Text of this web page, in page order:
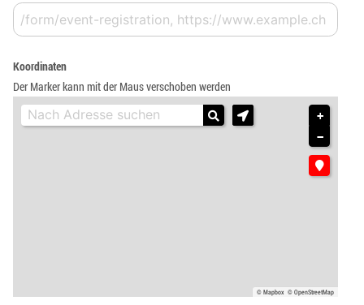
Koordinaten
Der Marker kann mit der Maus verschoben werden
+
−
© Mapbox © OpenStreetMap